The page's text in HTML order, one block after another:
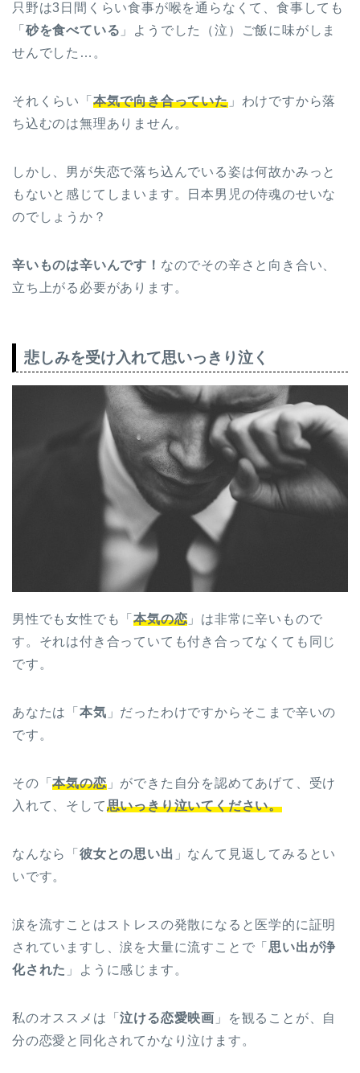
只野は3日間くらい食事が喉を通らなくて、食事しても
「 砂を食べている 」ようでした（泣）ご飯に味がしま
せんでした…。
それくらい「 本気で向き合っていた」わけですから落
ち込むのは無理ありません。
しかし、男が失恋で落ち込んでいる姿は何故かみっと
もないと感じてしまいます。日本男児の侍魂のせいな
のでしょうか？
辛いものは辛いんです！ なのでその辛さと向き合い、
立ち上がる必要があります。
悲しみを受け入れて思いっきり泣く
男性でも女性でも「本気の恋 」は非常に辛いもので
す。それは付き合っていても付き合ってなくても同じ
です。
あなたは「 本気 」だったわけですからそこまで辛いの
です。
その「本気の恋」ができた自分を認めてあげて、受け
入れて、そして思いっきり泣いてください。
なんなら「 彼女との思い出 」なんて見返してみるとい
いです。
涙を流すことはストレスの発散になると医学的に証明
されていますし、涙を大量に流すことで「 思い出が浄
化された 」ように感じます。
私のオススメは「泣ける恋愛映画 」を観ることが、自
分の恋愛と同化されてかなり泣けます。